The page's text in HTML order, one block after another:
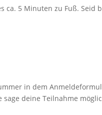
5 Minuten zu Fuß. Seid
in dem
deine Teilnahme